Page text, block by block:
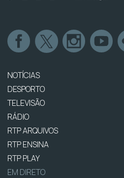
NOTÍCIAS
DESPORTO
TELEVISÃO
RÁDIO
RTP ARQUIVOS
RTP ENSINA
RTP PLAY
EM DIRETO